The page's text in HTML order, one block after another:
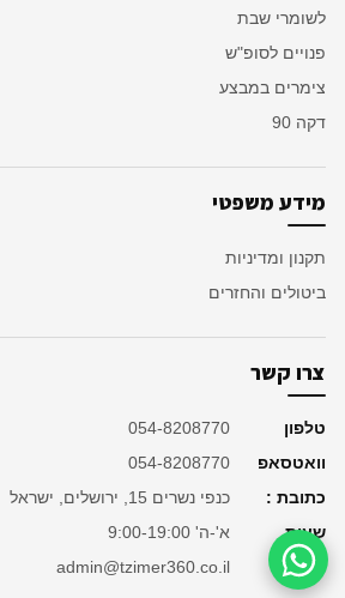
לשומרי שבת
פנויים לסופ"ש
צימרים במבצע
דקה 90
מידע משפטי
תקנון ומדיניות
ביטולים והחזרים
צרו קשר
טלפון
054-8208770
וואטסאפ
054-8208770
כתובת :
כנפי נשרים 15, ירושלים, ישראל
שעות
א'-ה' 9:00-19:00
מייל
admin@tzimer360.co.ilסיוע בהזמנה